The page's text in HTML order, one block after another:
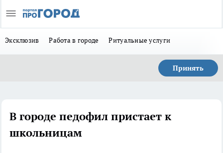
Эксклюзив Работа в городе Ритуальные услуги
Принять
В городе педофил пристает к
школьницам